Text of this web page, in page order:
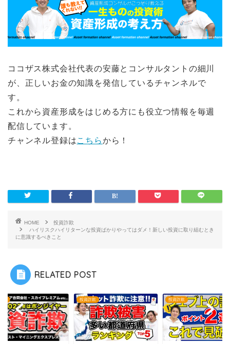
ココザス株式会社代表の安藤とコンサルタントの細川
が、正しいお金の知識を発信しているチャンネルで
す。
これから資産形成をはじめる方にも役立つ情報を毎週
配信しています。
チャンネル登録はこちらから！
HOME
投資詐欺
ハイリスクハイリターンな投資ばかりやってはダメ！新しい投資に取り組むとき
に意識するべきこと
RELATED POST
投資詐欺 投資詐欺